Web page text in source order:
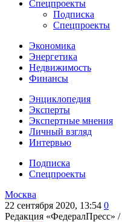
Спецпроекты
Подписка
Спецпроекты
Экономика
Энергетика
Недвижимость
Финансы
Энциклопедия
Эксперты
Экспертные мнения
Личный взгляд
Интервью
Подписка
Спецпроекты
Москва
22 сентября 2020, 13:54 0
Редакция «ФедералПресс» /